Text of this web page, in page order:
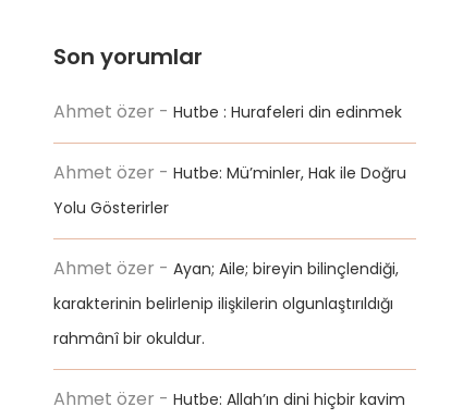
Son yorumlar
Ahmet özer -Hutbe : Hurafeleri din edinmek
Ahmet özer -Hutbe: Mü’minler, Hak ile Doğru
Yolu Gösterirler
Ahmet özer -Ayan; Aile; bireyin bilinçlendiği,
karakterinin belirlenip ilişkilerin olgunlaştırıldığı
rahmânî bir okuldur.
Ahmet özer -Hutbe: Allah’ın dini hiçbir kavim